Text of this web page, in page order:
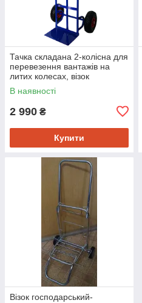
Тачка складана 2-колісна для
перевезення вантажів на
литих колесах, візок
двоколісний
В наявності
2 990 ₴
Купити
Візок господарський-